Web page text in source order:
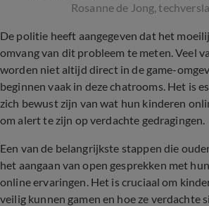
Rosanne de Jong,
De politie heeft aangegeven dat het
omvang van dit probleem te meten. Veel
worden niet altijd direct in de game-
beginnen vaak in deze chatrooms. Het is
zich bewust zijn van wat hun kinderen
om alert te zijn op verdachte gedragingen.
Een van de belangrijkste stappen die
het aangaan van open gesprekken met
online ervaringen. Het is cruciaal om
veilig kunnen gamen en hoe ze verdachte